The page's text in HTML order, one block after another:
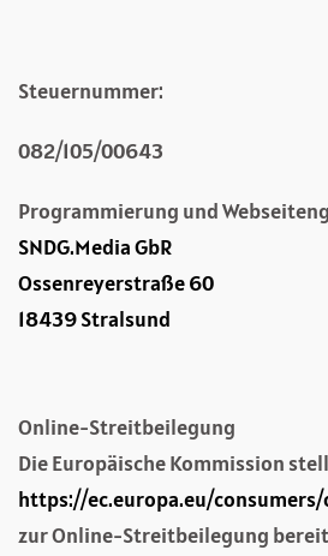
Steuernummer:
082/105/00643
Programmierung und
SNDG.Media GbR
Ossenreyerstraße 60
18439 Stralsund
Online-Streitbeilegung
Die Europäische Kommission
https://ec.europa.eu/
zur Online-Streitbeilegung